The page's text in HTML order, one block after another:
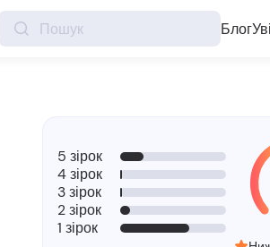
Блог
5 зірок
4 зірок
3 зірок
2 зірок
1 зірок